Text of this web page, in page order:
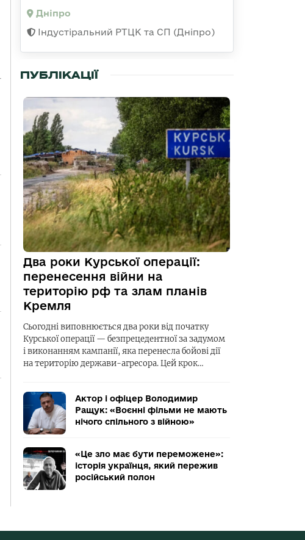
Дніпро
Індустіральний РТЦК та СП (Дніпро)
ПУБЛІКАЦІЇ
Два роки Курської операції:
перенесення війни на
територію рф та злам планів
Кремля
Сьогодні виповнюється два роки від початку
Курської операції — безпрецедентної за задумом
і виконанням кампанії, яка перенесла бойові дії
на територію держави-агресора. Цей крок…
Актор і офіцер Володимир
Ращук: «Воєнні фільми не мають
нічого спільного з війною»
«Це зло має бути переможене»:
історія українця, який пережив
російський полон